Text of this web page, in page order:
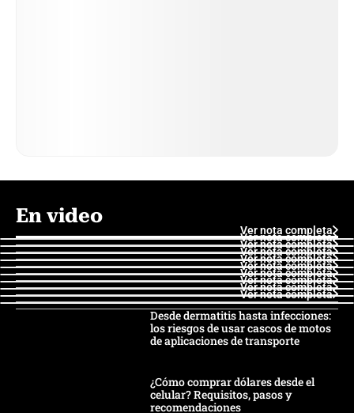
En video
Ver nota completa
Ver nota completa
Ver nota completa
Ver nota completa
Ver nota completa
Ver nota completa
Ver nota completa
Ver nota completa
Ver nota completa
Ver nota completa
Desde dermatitis hasta infecciones:
los riesgos de usar cascos de motos
de aplicaciones de transporte
¿Cómo comprar dólares desde el
celular? Requisitos, pasos y
recomendaciones